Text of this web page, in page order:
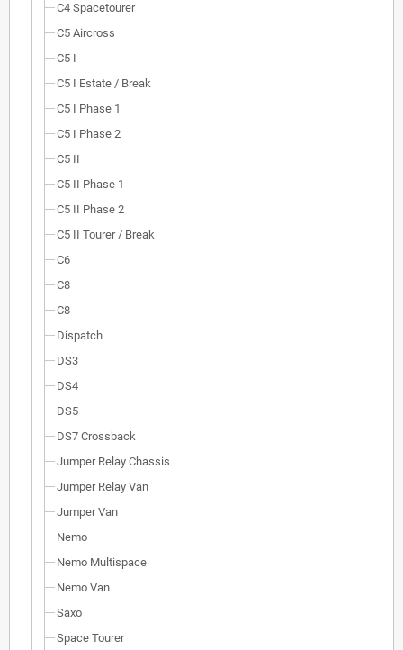
C4 Spacetourer
C5 Aircross
C5 I
C5 I Estate / Break
C5 I Phase 1
C5 I Phase 2
C5 II
C5 II Phase 1
C5 II Phase 2
C5 II Tourer / Break
C6
C8
C8
Dispatch
DS3
DS4
DS5
DS7 Crossback
Jumper Relay Chassis
Jumper Relay Van
Jumper Van
Nemo
Nemo Multispace
Nemo Van
Saxo
Space Tourer